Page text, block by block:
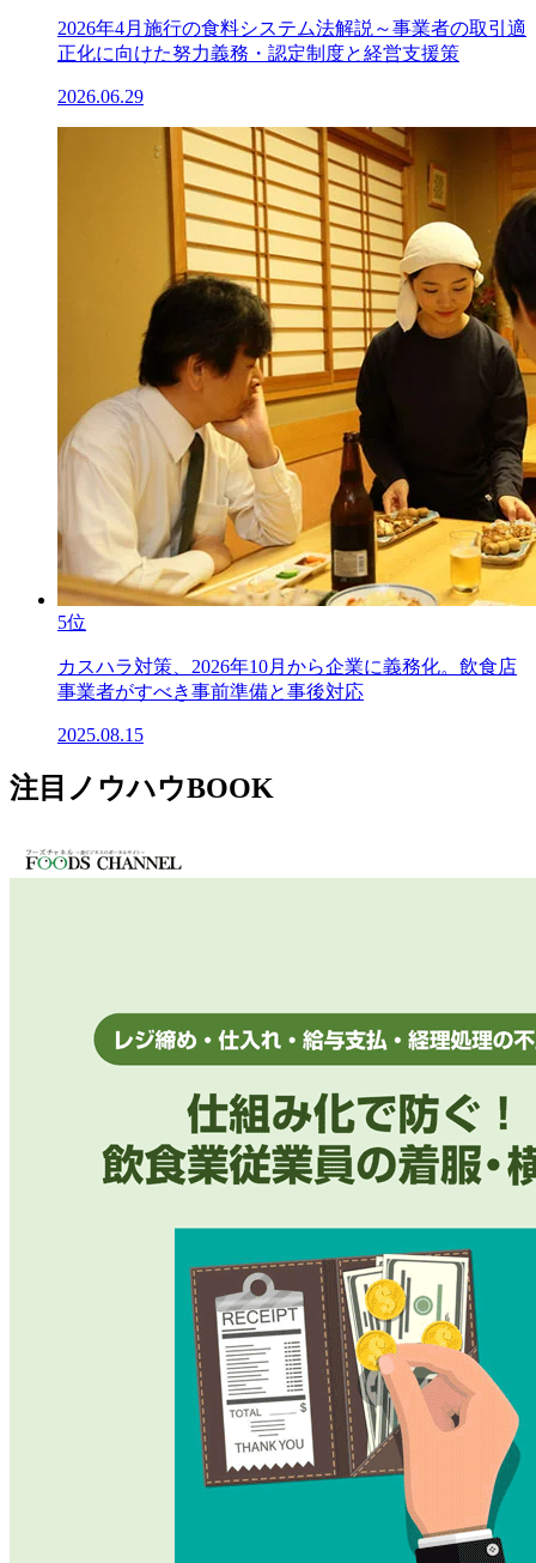
2026年4月施行の食料システム法解説～事業者の取引適
正化に向けた努力義務・認定制度と経営支援策
2026.06.29
5位
カスハラ対策、2026年10月から企業に義務化。飲食店
事業者がすべき事前準備と事後対応
2025.08.15
注目ノウハウBOOK